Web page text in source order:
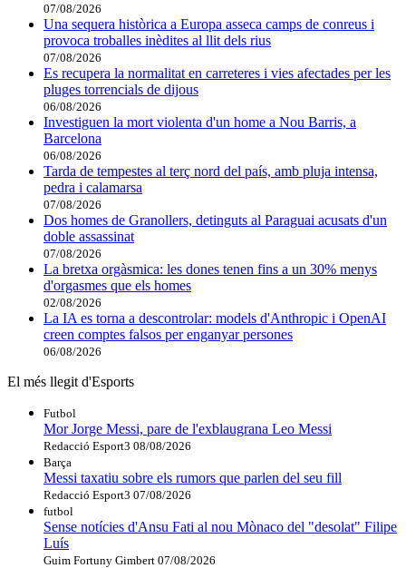
07/08/2026
Una sequera històrica a Europa asseca camps de conreus i
provoca troballes inèdites al llit dels rius
07/08/2026
Es recupera la normalitat en carreteres i vies afectades per les
pluges torrencials de dijous
06/08/2026
Investiguen la mort violenta d'un home a Nou Barris, a
Barcelona
06/08/2026
Tarda de tempestes al terç nord del país, amb pluja intensa,
pedra i calamarsa
07/08/2026
Dos homes de Granollers, detinguts al Paraguai acusats d'un
doble assassinat
07/08/2026
La bretxa orgàsmica: les dones tenen fins a un 30% menys
d'orgasmes que els homes
02/08/2026
La IA es torna a descontrolar: models d'Anthropic i OpenAI
creen comptes falsos per enganyar persones
06/08/2026
El més llegit d'Esports
Futbol
Mor Jorge Messi, pare de l'exblaugrana Leo Messi
Redacció Esport3 08/08/2026
Barça
Messi taxatiu sobre els rumors que parlen del seu fill
Redacció Esport3 07/08/2026
futbol
Sense notícies d'Ansu Fati al nou Mònaco del "desolat" Filipe
Luís
Guim Fortuny Gimbert 07/08/2026